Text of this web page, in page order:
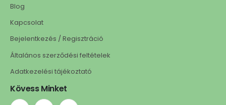
Blog
Kapcsolat
Bejelentkezés / Regisztráció
Általános szerződési feltételek
Adatkezelési tájékoztató
Kövess Minket